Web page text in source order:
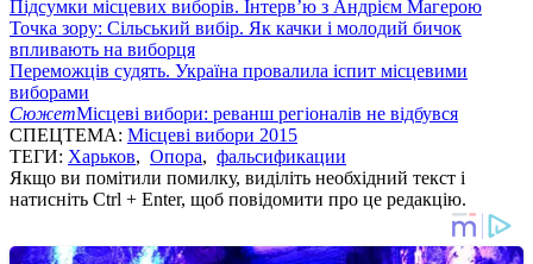
Підсумки місцевих виборів. Інтерв’ю з Андрієм Магерою
Точка зору: Сільський вибір. Як качки і молодий бичок
впливають на виборця
Переможців судять. Україна провалила іспит місцевими
виборами
СюжетМісцеві вибори: реванш регіоналів не відбувся
СПЕЦТЕМА: Місцеві вибори 2015
ТЕГИ: Харьков, Опора, фальсификации
Якщо ви помітили помилку, виділіть необхідний текст і
натисніть Ctrl + Enter, щоб повідомити про це редакцію.